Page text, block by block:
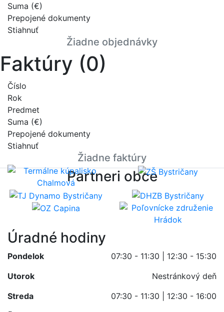
Suma (€)
Prepojené dokumenty
Stiahnuť
Žiadne objednávky
Faktúry (0)
Číslo
Rok
Predmet
Suma (€)
Prepojené dokumenty
Stiahnuť
Žiadne faktúry
Partneri obce
Úradné hodiny
Pondelok
07:30 - 11:30 | 12:30 - 15:30
Utorok
Nestránkový deň
Streda
07:30 - 11:30 | 12:30 - 16:00